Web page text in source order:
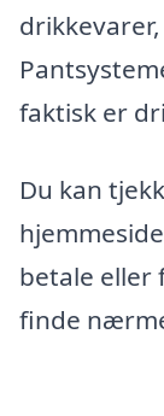
faktisk er
Du kan
betale eller
finde